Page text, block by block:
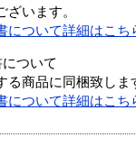
ざいます。
について詳細はこち
ついて
る商品に同梱致しま
について詳細はこち